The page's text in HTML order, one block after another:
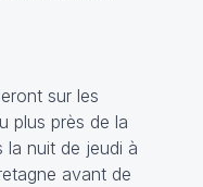
sur les
plus près de la
la nuit de jeudi à
avant de